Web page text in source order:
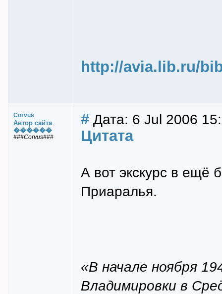
http://avia.lib.ru/
Corvus
Автор сайта
������
###Corvus###
# Дата: 6 Jul 2006
Цитата
А вот экскурс в ещё
Приаралья.
«В начале ноября
Владимировки в